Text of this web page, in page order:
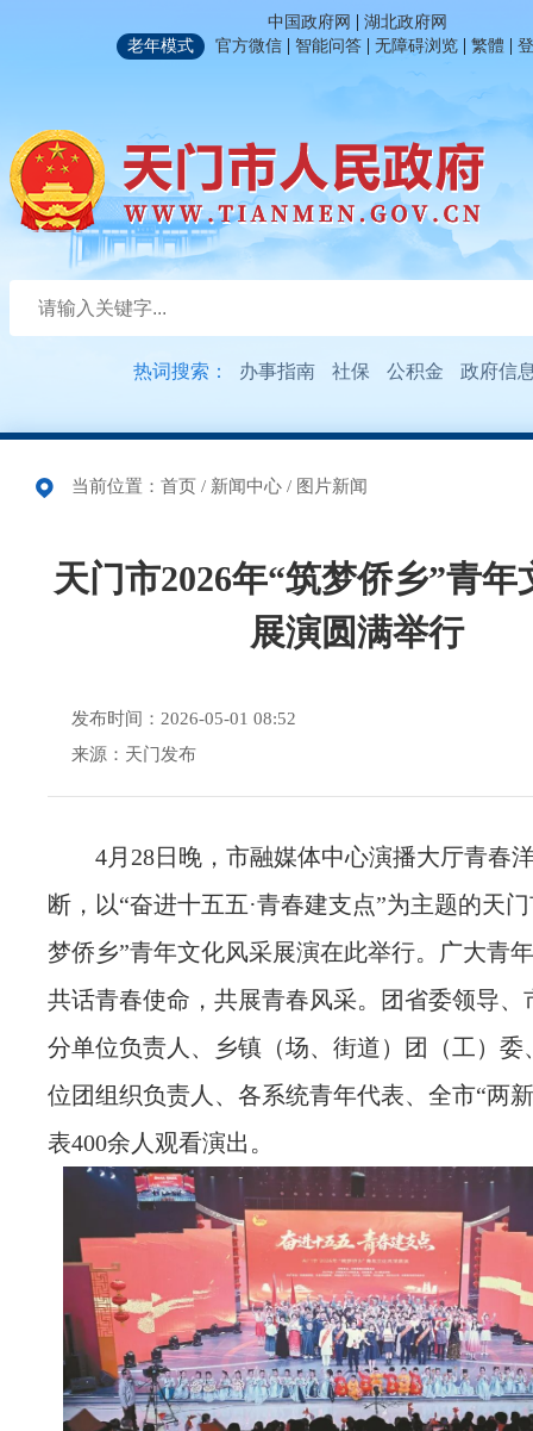
中国政府网 | 湖北政府网
老年模式
官方微信 | 智能问答 | 无障碍浏览 | 繁體 |
热词搜索： 办事指南 社保 公积金 政府信
当前位置： 首页 / 新闻中心 / 图片新闻
天门市2026年“筑梦侨乡”青年
展演圆满举行
发布时间：2026-05-01 08:52
来源：天门发布
4月28日晚，市融媒体中心演播大厅青春
断，以“奋进十五五·青春建支点”为主题的天
梦侨乡”青年文化风采展演在此举行。广大青
共话青春使命，共展青春风采。团省委领导、
分单位负责人、乡镇（场、街道）团（工）委
位团组织负责人、各系统青年代表、全市“两
表400余人观看演出。